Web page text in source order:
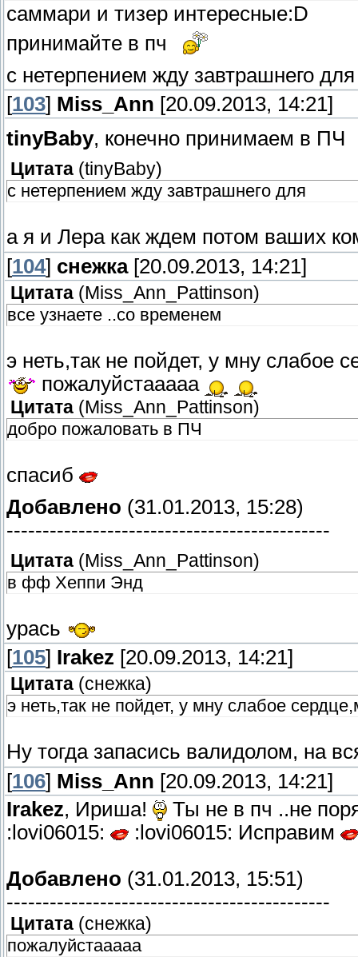
саммари и тизер интересные:D
принимайте в пч
с нетерпением жду завтрашнего
[103] Miss_Ann [20.09.2013, 14:21]
tinyBaby, конечно принимаем в ПЧ
Цитата (tinyBaby)
с нетерпением жду завтрашнего для
а я и Лера как ждем потом ваших
[104] снежка[20.09.2013, 14:21]
Цитата (Miss_Ann_Pattinson)
все узнаете ..со временем
э неть,так не пойдет, у мну слабое
пожалуйстааааа
Цитата (Miss_Ann_Pattinson)
добро пожаловать в ПЧ
спасиб
Добавлено (31.01.2013, 15:28)
---------------------------------------------
Цитата (Miss_Ann_Pattinson)
в фф Хеппи Энд
урась
[105] Irakez [20.09.2013, 14:21]
Цитата (снежка)
э неть,так не пойдет, у мну слабое
Ну тогда запасись валидолом, на
[106] Miss_Ann [20.09.2013, 14:21]
Irakez, Ириша!
Ты не в пч ..не
:lovi06015:
:lovi06015: Исправим
Добавлено (31.01.2013, 15:51)
---------------------------------------------
Цитата (снежка)
пожалуйстааааа